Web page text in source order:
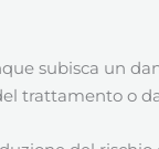
subisca
trattamento o